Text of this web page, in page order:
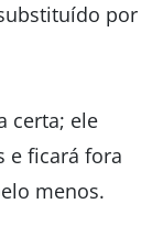
por
certa; ele
e ficará fora
menos.